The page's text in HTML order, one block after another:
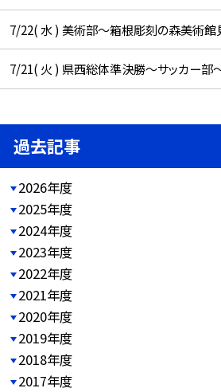
7/22( 水 ) 美術部～箱根彫刻の森美術館
7/21( 火 ) 県西総体準決勝～サッカー部
過去記事
2026年度
2025年度
2024年度
2023年度
2022年度
2021年度
2020年度
2019年度
2018年度
2017年度